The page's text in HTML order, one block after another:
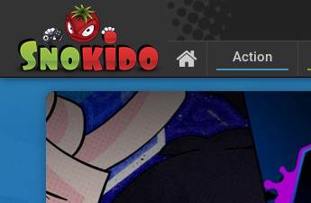
Action